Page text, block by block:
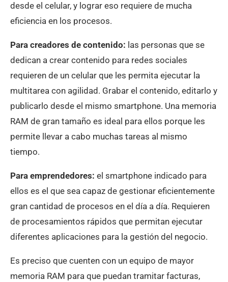
desde el celular, y lograr eso requiere de mucha
eficiencia en los procesos.
Para creadores de contenido: las personas que se
dedican a crear contenido para redes sociales
requieren de un celular que les permita ejecutar la
multitarea con agilidad. Grabar el contenido, editarlo y
publicarlo desde el mismo smartphone. Una memoria
RAM de gran tamaño es ideal para ellos porque les
permite llevar a cabo muchas tareas al mismo
tiempo.
Para emprendedores: el smartphone indicado para
ellos es el que sea capaz de gestionar eficientemente
gran cantidad de procesos en el día a día. Requieren
de procesamientos rápidos que permitan ejecutar
diferentes aplicaciones para la gestión del negocio.
Es preciso que cuenten con un equipo de mayor
memoria RAM para que puedan tramitar facturas,